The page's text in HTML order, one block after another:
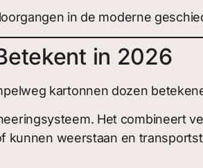
in de moderne
in 2026
kartonnen dozen
Het combineert
kunnen weerstaan en